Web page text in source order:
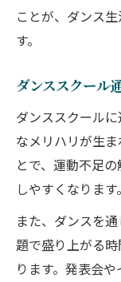
ことが、ダンス
す。
ダンススクール
ダンススクール
なメリハリが生
とで、運動不足
しやすくなります。
また、ダンスを
題で盛り上がる
ります。発表会